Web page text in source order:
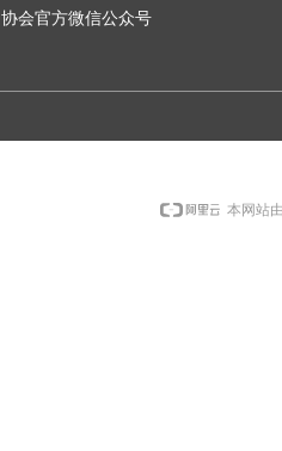
协会官方微信公众号
本网站